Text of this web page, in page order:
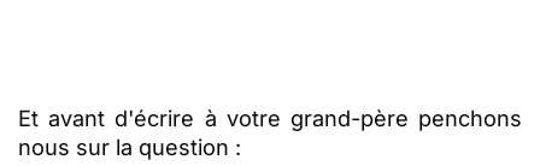
Et avant d'écrire à votre grand-père penchons
nous sur la question :